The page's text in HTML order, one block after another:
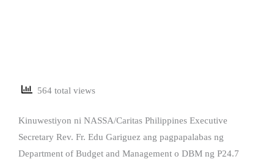
564 total views
Kinuwestiyon ni NASSA/Caritas Philippines Executive
Secretary Rev. Fr. Edu Gariguez ang pagpapalabas ng
Department of Budget and Management o DBM ng P24.7